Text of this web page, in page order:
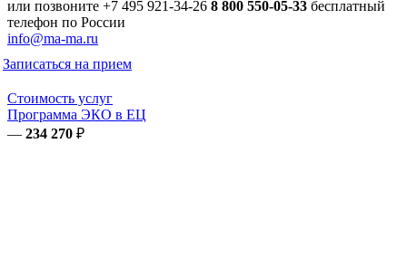
или позвоните +7 495 921-34-26 8 800 550-05-33 бесплатный
телефон по России
info@ma-ma.ru
Записаться на прием
Стоимость услуг
Программа ЭКО в ЕЦ
— 234 270 ₽